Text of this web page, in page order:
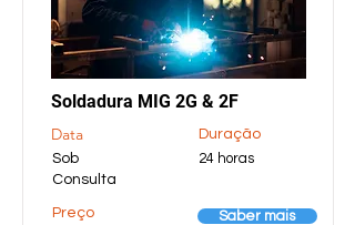
Soldadura MIG 2G & 2F
Data
Sob
Consulta
Preço
Duração
24 horas
Saber mais